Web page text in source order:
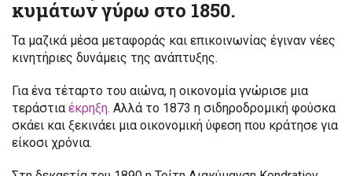
κυμάτων γύρω στο 1850.
Τα μαζικά μέσα μεταφοράς και επικοινωνίας έγιναν νέες
κινητήριες δυνάμεις της ανάπτυξης.
Για ένα τέταρτο του αιώνα, η οικονομία γνώρισε μια
τεράστια έκρηξη. Αλλά το 1873 η σιδηροδρομική φούσκα
σκάει και ξεκινάει μια οικονομική ύφεση που κράτησε για
είκοσι χρόνια.